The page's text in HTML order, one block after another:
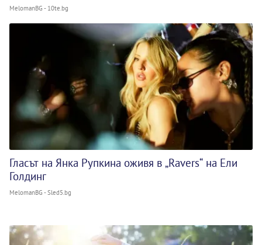
MelomanBG - 10te.bg
Гласът на Янка Рупкина оживя в „Ravers“ на Ели
Голдинг
MelomanBG - Sled5.bg